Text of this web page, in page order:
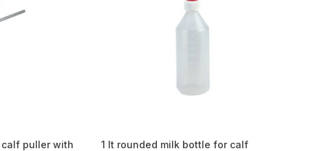
calf puller with
1 lt rounded milk bottle for calf